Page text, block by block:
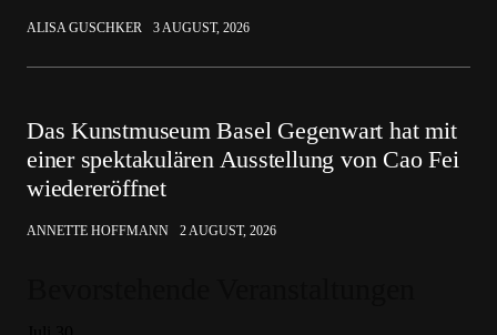
ALISA GUSCHKER 3 AUGUST, 2026
Das Kunstmuseum Basel Gegenwart hat mit
einer spektakulären Ausstellung von Cao Fei
wiedereröffnet
ANNETTE HOFFMANN 2 AUGUST, 2026